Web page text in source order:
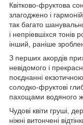
Квітково-фруктова
злагоджено і
так багато
і непріевшіхся
інший, раніше
З перших акордів
невідомого і
поєднанні
солодко-фруктові
пахощами водяного
Чудові квіти груші,
ніжні витончені